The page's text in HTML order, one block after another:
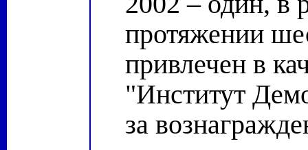
протяжении
привлечен в
"Институт
за